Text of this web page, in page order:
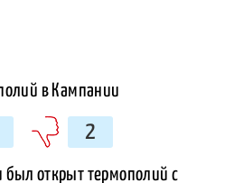
2
был открыт термополий с